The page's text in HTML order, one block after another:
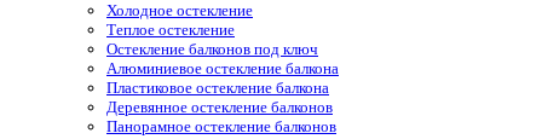
Холодное остекление
Теплое остекление
Остекление балконов под ключ
Алюминиевое остекление балкона
Пластиковое остекление балкона
Деревянное остекление балконов
Панорамное остекление балконов